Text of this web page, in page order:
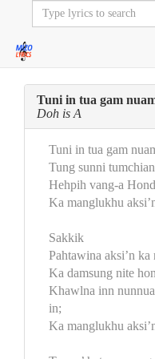
Tuni in tua gam
Doh is A
Tuni in tua gam
Tung sunni
Hehpih vang-a
Ka manglukhu
Sakkik
Pahtawina aksi’n
Ka damsung nite
Khawlna inn
in;
Ka manglukhu